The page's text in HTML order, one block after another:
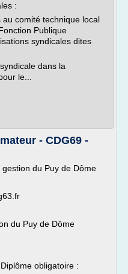
:
comité technique local
Publique
syndicales dites
dans la
le...
- CDG69 -
du Puy de Dôme
du Puy de Dôme
obligatoire :